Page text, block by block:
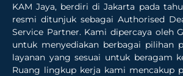
KAM Jaya, berdiri di Jakarta pada
resmi ditunjuk sebagai Authorised
Service Partner. Kami dipercaya oleh
untuk menyediakan berbagai pilihan
layanan yang sesuai untuk beragam
Ruang lingkup kerja kami mencakup